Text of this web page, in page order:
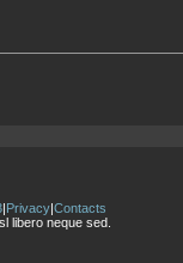
|Privacy|Contacts
libero neque sed.